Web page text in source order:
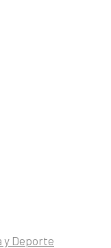
y Deporte